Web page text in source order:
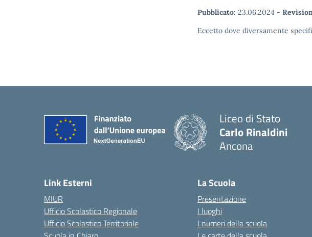
Pubblicato: 23.06.2024 -
Eccetto dove diversamente
Liceo di Stato
Carlo Rinaldini
Ancona
Link Esterni
MIUR
Ufficio Scolastico Regionale
Ufficio Scolastico Territoriale
La Scuola
Presentazione
I luoghi
I numeri della scuola